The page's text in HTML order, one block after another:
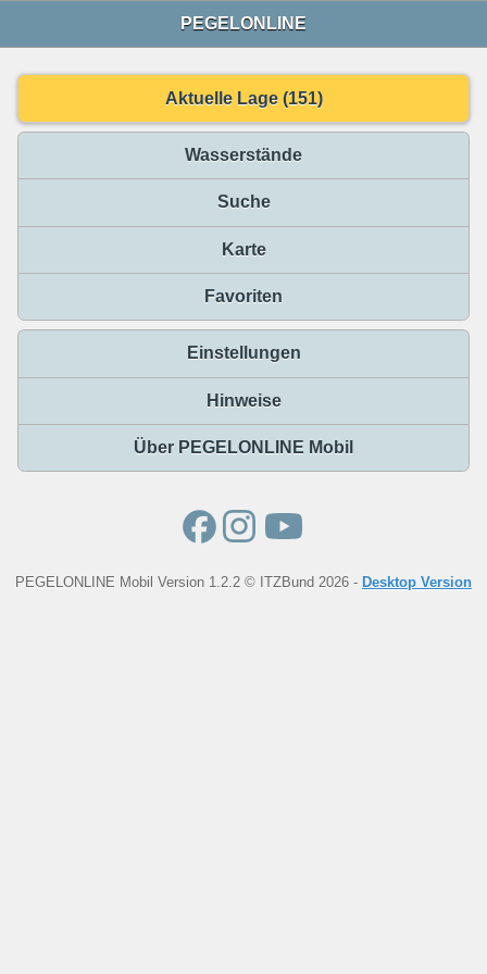
PEGELONLINE
Aktuelle Lage (151)
Wasserstände
Suche
Karte
Favoriten
Einstellungen
Hinweise
Über PEGELONLINE Mobil
PEGELONLINE Mobil Version 1.2.2 © ITZBund 2026 - Desktop Version